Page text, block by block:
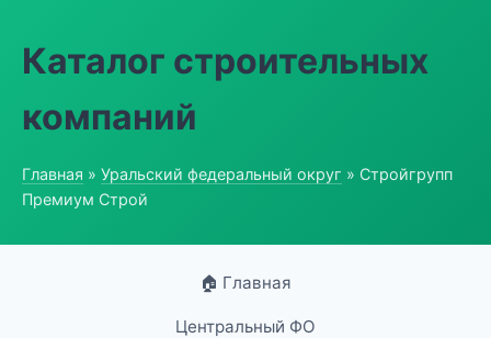
Каталог строительных
компаний
Главная » Уральский федеральный округ » Стройгрупп
Премиум Строй
🏠 Главная
Центральный ФО